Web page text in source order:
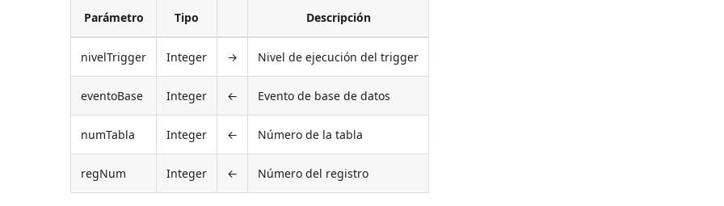
Parámetro Tipo Descripción
nivelTrigger Integer → Nivel de ejecución del trigger
eventoBase Integer ← Evento de base de datos
numTabla Integer ← Número de la tabla
regNum Integer ← Número del registro